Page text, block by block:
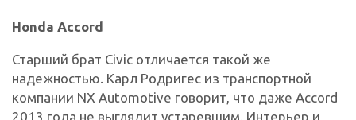
Honda Accord
Старший брат Civic отличается такой же
надежностью. Карл Родригес из транспортной
компании NX Automotive говорит, что даже Accord
2013 года не выглядит устаревшим. Интерьер и